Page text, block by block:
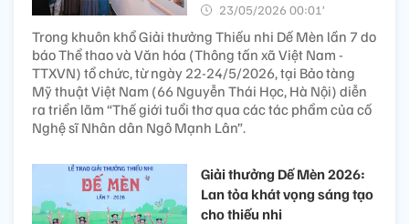
23/05/2026 00:01’
Trong khuôn khổ Giải thưởng Thiếu nhi Dế Mèn lần 7 do
báo Thể thao và Văn hóa (Thông tấn xã Việt Nam -
TTXVN) tổ chức, từ ngày 22-24/5/2026, tại Bảo tàng
Mỹ thuật Việt Nam (66 Nguyễn Thái Học, Hà Nội) diễn
ra triển lãm “Thế giới tuổi thơ qua các tác phẩm của cố
Nghệ sĩ Nhân dân Ngô Mạnh Lân”.
Giải thưởng Dế Mèn 2026:
Lan tỏa khát vọng sáng tạo
cho thiếu nhi